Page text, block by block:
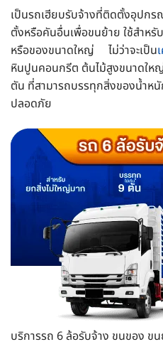
เป็นรถเฮียบรับจ้างที่ติดตั้งอุปก
ตั้งหรือคันอื่นเพื่อขนย้าย ใช้สำห
หรือของขนาดใหญ่ ไม่ว่าจะเป็น
หินปูนคอนกรีต ต้นไม้สูงขนาดให
ตัน ที่สามารถบรรทุกสิ่งของน้ำห
ปลอดภัย
บริการรถ 6 ล้อรับจ้าง ขนของ ข